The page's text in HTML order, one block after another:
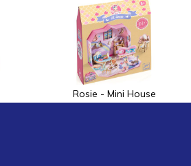
Rosie - Mini House